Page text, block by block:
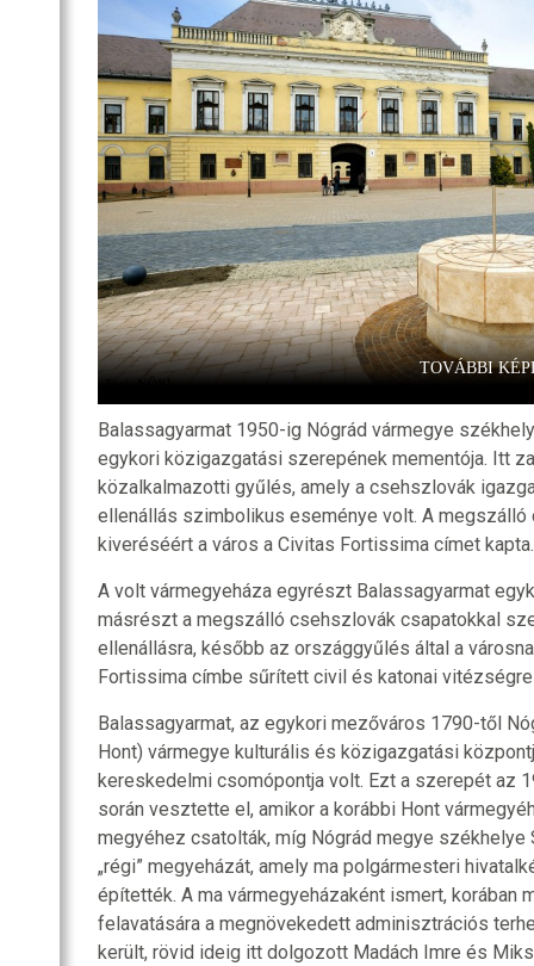
TOVÁBBI
Balassagyarmat 1950-ig Nógrád vármegye
egykori közigazgatási szerepének mementója. Itt
közalkalmazotti gyűlés, amely a csehszlovák
ellenállás szimbolikus eseménye volt. A megszálló
kiveréséért a város a Civitas Fortissima címet kapta.
A volt vármegyeháza egyrészt Balassagyarmat
másrészt a megszálló csehszlovák csapatokkal
ellenállásra, később az országgyűlés által a
Fortissima címbe sűrített civil és katonai
Balassagyarmat, az egykori mezőváros 1790-től
Hont) vármegye kulturális és közigazgatási
kereskedelmi csomópontja volt. Ezt a szerepét az
során vesztette el, amikor a korábbi Hont
megyéhez csatolták, míg Nógrád megye székhelye
„régi” megyeházát, amely ma polgármesteri
építették. A ma vármegyeházaként ismert, korában
felavatására a megnövekedett adminisztrációs
került, rövid ideig itt dolgozott Madách Imre és